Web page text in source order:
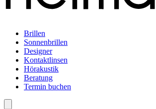
Brillen
Sonnenbrillen
Designer
Kontaktlinsen
Hörakustik
Beratung
Termin buchen